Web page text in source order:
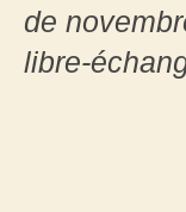
de
libre-